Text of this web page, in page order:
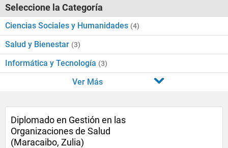
Seleccione la Categoría
Ciencias Sociales y Humanidades (4)
Salud y Bienestar (3)
Informática y Tecnología (3)
Ver Más
Diplomado en Gestión en las
Organizaciones de Salud
(Maracaibo, Zulia)